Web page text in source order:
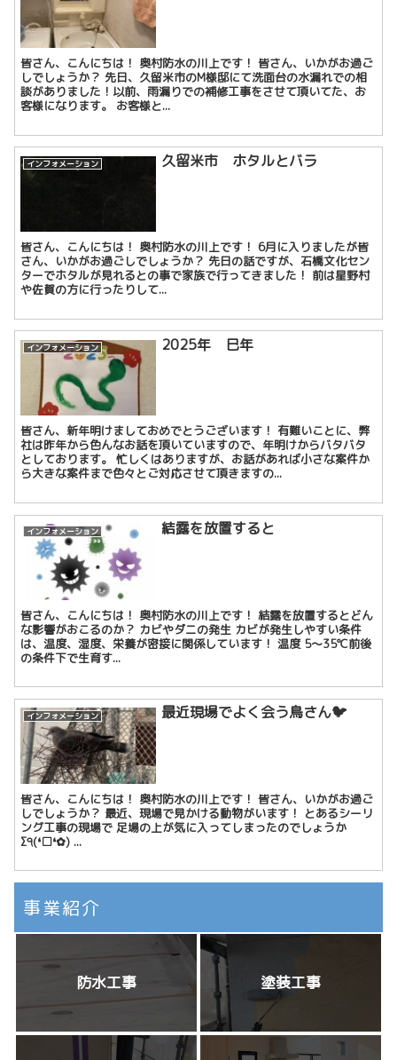
皆さん、こんにちは！ 奥村防水の川上です！ 皆さん、いかがお過ご
しでしょうか？ 先日、久留米市のM様邸にて洗面台の水漏れでの相
談がありました！以前、雨漏りでの補修工事をさせて頂いてた、お
客様になります。 お客様と...
インフォメーション 久留米市 ホタルとバラ
皆さん、こんにちは！ 奥村防水の川上です！ 6月に入りましたが皆
さん、いかがお過ごしでしょうか？ 先日の話ですが、石橋文化セン
ターでホタルが見れるとの事で家族で行ってきました！ 前は星野村
や佐賀の方に行ったりして...
インフォメーション 2025年 巳年
皆さん、新年明けましておめでとうございます！ 有難いことに、弊
社は昨年から色んなお話を頂いていますので、年明けからバタバタ
としております。 忙しくはありますが、お話があれば小さな案件か
ら大きな案件まで色々とご対応させて頂きますの...
インフォメーション 結露を放置すると
皆さん、こんにちは！ 奥村防水の川上です！ 結露を放置するとどん
な影響がおこるのか？ カビやダニの発生 カビが発生しやすい条件
は、温度、湿度、栄養が密接に関係しています！ 温度 5〜35℃前後
の条件下で生育す...
インフォメーション 最近現場でよく会う鳥さん🐦
皆さん、こんにちは！ 奥村防水の川上です！ 皆さん、いかがお過ご
しでしょうか？ 最近、現場で見かける動物がいます！ とあるシーリ
ング工事の現場で 足場の上が気に入ってしまったのでしょうか
Σ੧(❛□❛✿) ...
事業紹介
防水工事 塗装工事